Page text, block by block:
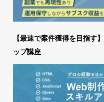
【最速で案件獲得を目指す
ップ講座